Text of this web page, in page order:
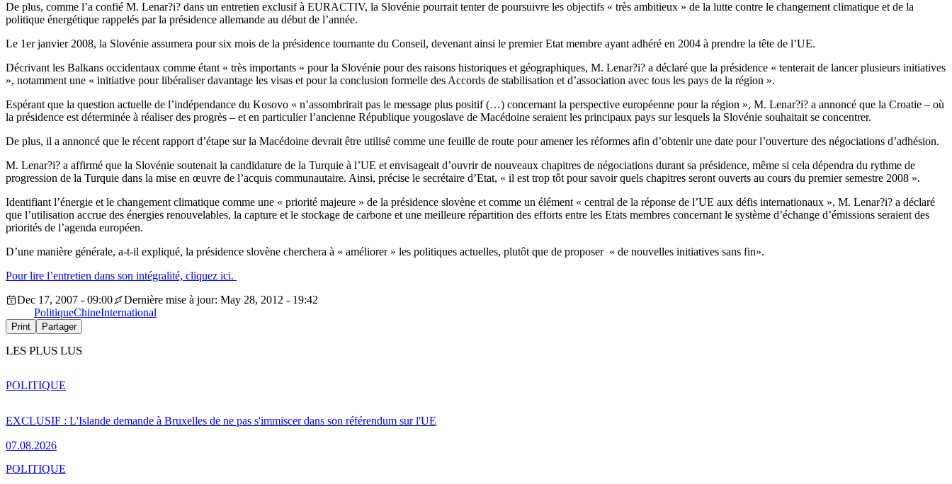
De plus, comme l’a confié M. Lenar?i? dans un entretien exclusif à EURACTIV, la Slovénie pourrait tenter de poursuivre les objectifs « très ambitieux » de la lutte contre le changement climatique et de la
politique énergétique rappelés par la présidence allemande au début de l’année.
Le 1er janvier 2008, la Slovénie assumera pour six mois de la présidence tournante du Conseil, devenant ainsi le premier Etat membre ayant adhéré en 2004 à prendre la tête de l’UE.
Décrivant les Balkans occidentaux comme étant « très importants » pour la Slovénie pour des raisons historiques et géographiques, M. Lenar?i? a déclaré que la présidence « tenterait de lancer plusieurs initiatives
», notamment une « initiative pour libéraliser davantage les visas et pour la conclusion formelle des Accords de stabilisation et d’association avec tous les pays de la région ».
Espérant que la question actuelle de l’indépendance du Kosovo « n’assombrirait pas le message plus positif (…) concernant la perspective européenne pour la région », M. Lenar?i? a annoncé que la Croatie – où
la présidence est déterminée à réaliser des progrès – et en particulier l’ancienne République yougoslave de Macédoine seraient les principaux pays sur lesquels la Slovénie souhaitait se concentrer.
De plus, il a annoncé que le récent rapport d’étape sur la Macédoine devrait être utilisé comme une feuille de route pour amener les réformes afin d’obtenir une date pour l’ouverture des négociations d’adhésion.
M. Lenar?i? a affirmé que la Slovénie soutenait la candidature de la Turquie à l’UE et envisageait d’ouvrir de nouveaux chapitres de négociations durant sa présidence, même si cela dépendra du rythme de
progression de la Turquie dans la mise en œuvre de l’acquis communautaire. Ainsi, précise le secrétaire d’Etat, « il est trop tôt pour savoir quels chapitres seront ouverts au cours du premier semestre 2008 ».
Identifiant l’énergie et le changement climatique comme une « priorité majeure » de la présidence slovène et comme un élément « central de la réponse de l’UE aux défis internationaux », M. Lenar?i? a déclaré
que l’utilisation accrue des énergies renouvelables, la capture et le stockage de carbone et une meilleure répartition des efforts entre les Etats membres concernant le système d’échange d’émissions seraient des
priorités de l’agenda européen.
D’une manière générale, a-t-il expliqué, la présidence slovène cherchera à « améliorer » les politiques actuelles, plutôt que de proposer « de nouvelles initiatives sans fin».
Pour lire l’entretien dans son intégralité, cliquez ici.
Dec 17, 2007 - 09:00
Dernière mise à jour: May 28, 2012 - 19:42
PolitiqueChineInternational
Print Partager
LES PLUS LUS
EXCLUSIF : L'Islande demande à Bruxelles de ne pas s'immiscer dans son référendum sur l'UE
07.08.2026
POLITIQUE
POLITIQUE